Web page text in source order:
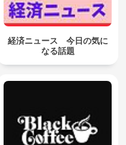
経済ニュース 今日の気に
なる話題